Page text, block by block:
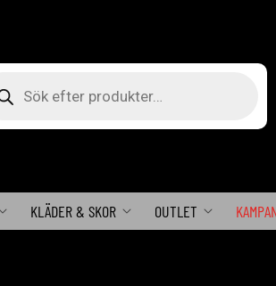
KLÄDER & SKOR OUTLET